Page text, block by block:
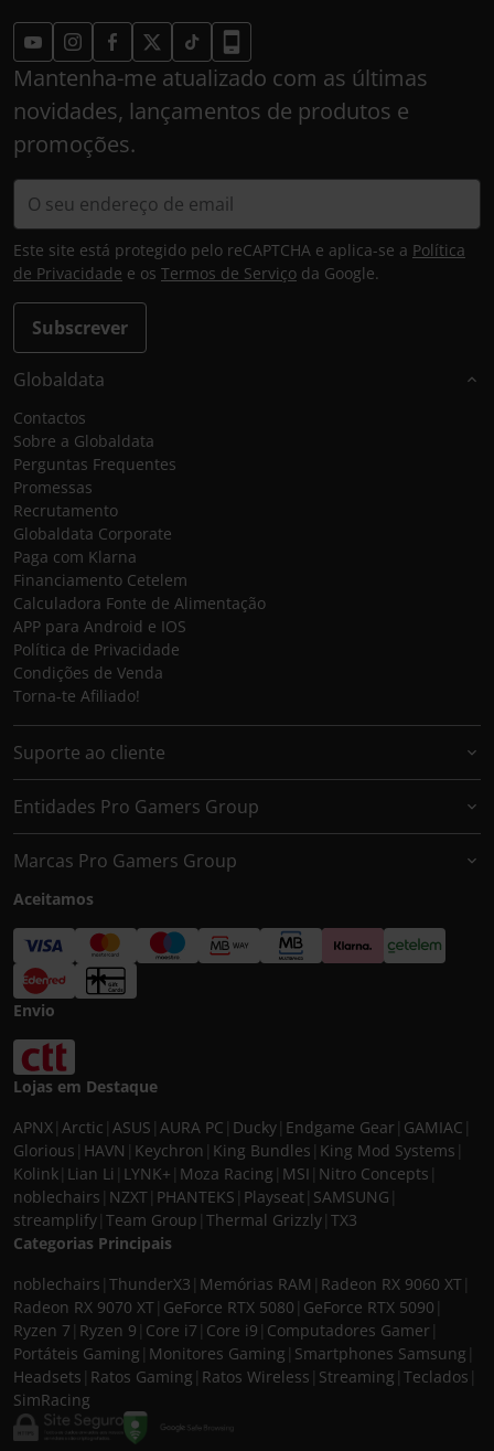
Mantenha-me atualizado com as últimas
novidades, lançamentos de produtos e
promoções.
Subscrever
Este site está protegido pelo reCAPTCHA e aplica-se a Política
de Privacidade e os Termos de Serviço da Google.
Globaldata
Contactos
Sobre a Globaldata
Perguntas Frequentes
Promessas
Recrutamento
Globaldata Corporate
Paga com Klarna
Financiamento Cetelem
Calculadora Fonte de Alimentação
APP para Android e IOS
Política de Privacidade
Condições de Venda
Torna-te Afiliado!
Suporte ao cliente
Entidades Pro Gamers Group
Marcas Pro Gamers Group
Aceitamos
Envio
Lojas em Destaque
APNX Arctic ASUS AURA PC Ducky Endgame Gear GAMIAC
Glorious HAVN Keychron King Bundles King Mod Systems
Kolink Lian Li LYNK+ Moza Racing MSI Nitro Concepts
noblechairs NZXT PHANTEKS Playseat SAMSUNG
streamplify Team Group Thermal Grizzly TX3
Categorias Principais
noblechairs ThunderX3 Memórias RAM Radeon RX 9060 XT
Radeon RX 9070 XT GeForce RTX 5080 GeForce RTX 5090
Ryzen 7 Ryzen 9 Core i7 Core i9 Computadores Gamer
Portáteis Gaming Monitores Gaming Smartphones Samsung
Headsets Ratos Gaming Ratos Wireless Streaming Teclados
SimRacing